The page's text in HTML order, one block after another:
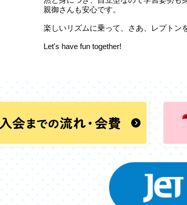
親御さんも安心です。
楽しいリズムに乗って、さあ、レプトン
Let's have fun together!